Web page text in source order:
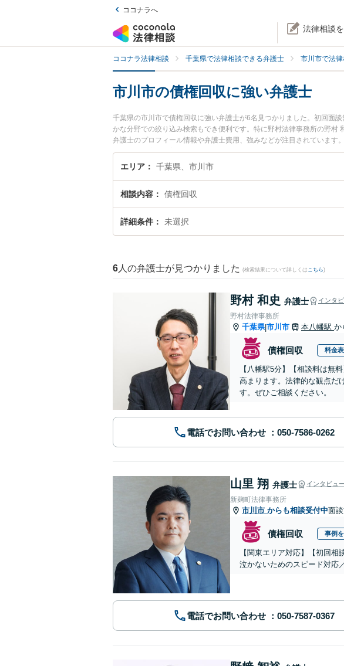
ココナラへ
法律相談
ココナラ法律相談 千葉県で法律相談できる弁護士 市川市で法
市川市の債権回収に強い弁護士
千葉県の市川市で債権回収に強い弁護士が6名見つかりました。初回面
かな分野での絞り込み検索もでき便利です。特に野村法律事務所の野
弁護士のプロフィール情報や弁護士費用、強みなどが注目されていま
ブル解決の実績豊富な近くの弁護士を検索したい』『初回相談無料で
エリア 千葉県、市川市
相談内容 債権回収
詳細条件 未選択
6 人の弁護士が見つかりました (検索結果について詳しくは こちら)
野村 和史 弁護士 インタ
野村法律事務所
千葉県|市川市 本八幡駅 か
債権回収 料金
【八幡駅5分】【相談料は無
高まります。法律的な観点だ
す。ぜひご相談ください。
電話でお問い合わせ
山里 翔 弁護士 インタビュ
新麹町法律事務所
市川市 からも相談受付中面
債権回収 事例
【関東エリア対応】【初回
泣かないためのスピード対応
電話でお問い合わせ